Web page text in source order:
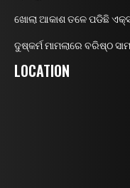
ଖୋଲା ଆକାଶ ତଳେ ପଡିଛି
ଦୁଷ୍କର୍ମ ମାମଲାରେ ବରିଷ୍ଠ
LOCATION